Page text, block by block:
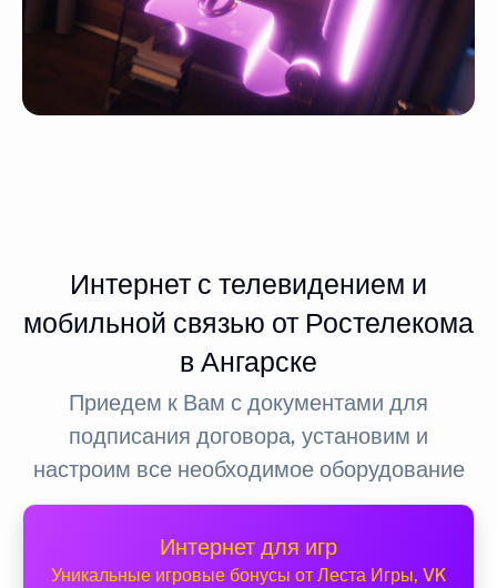
Интернет с телевидением и
мобильной связью от Ростелекома
в Ангарске
Приедем к Вам с документами для
подписания договора, установим и
настроим все необходимое оборудование
Интернет для игр
Уникальные игровые бонусы от Леста Игры, VK